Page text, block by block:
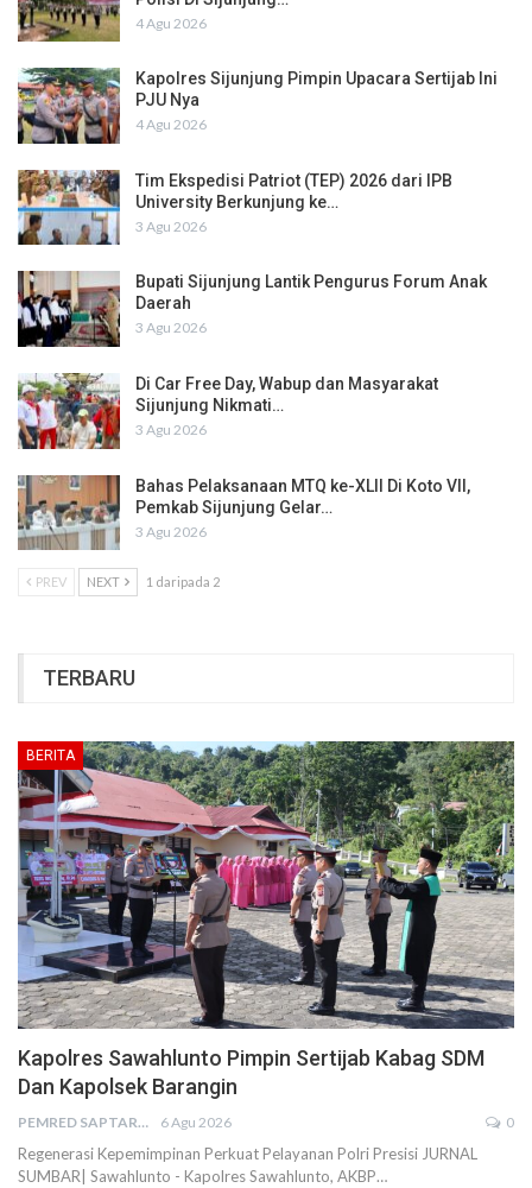
4 Agu 2026
Kapolres Sijunjung Pimpin Upacara Sertijab Ini
PJU Nya
4 Agu 2026
Tim Ekspedisi Patriot (TEP) 2026 dari IPB
University Berkunjung ke…
3 Agu 2026
Bupati Sijunjung Lantik Pengurus Forum Anak
Daerah
3 Agu 2026
Di Car Free Day, Wabup dan Masyarakat
Sijunjung Nikmati…
3 Agu 2026
Bahas Pelaksanaan MTQ ke-XLII Di Koto VII,
Pemkab Sijunjung Gelar…
3 Agu 2026
PREV NEXT 1 daripada 2
TERBARU
BERITA
Kapolres Sawahlunto Pimpin Sertijab Kabag SDM
Dan Kapolsek Barangin
PEMRED SAPTARIUS 6 Agu 2026 0
Regenerasi Kepemimpinan Perkuat Pelayanan Polri Presisi JURNAL
SUMBAR| Sawahlunto - Kapolres Sawahlunto, AKBP…